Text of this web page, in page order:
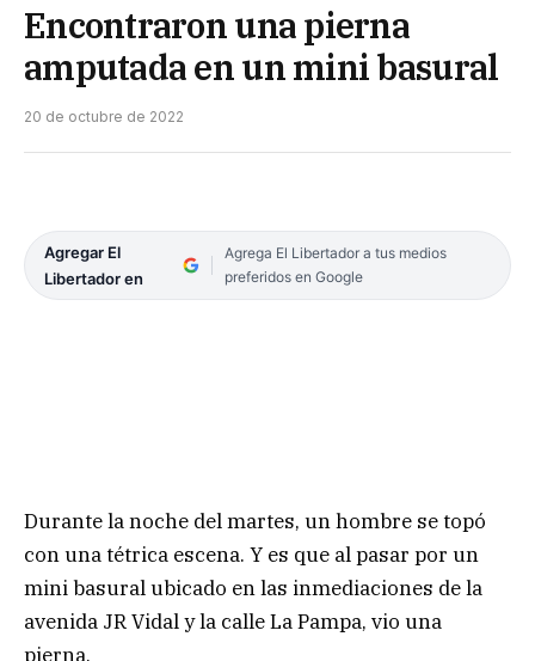
Encontraron una pierna
amputada en un mini basural
20 de octubre de 2022
Agregar El
Libertador en
Agrega El Libertador a tus medios
preferidos en Google
Durante la noche del martes, un hombre se topó
con una tétrica escena. Y es que al pasar por un
mini basural ubicado en las inmediaciones de la
avenida JR Vidal y la calle La Pampa, vio una
pierna.